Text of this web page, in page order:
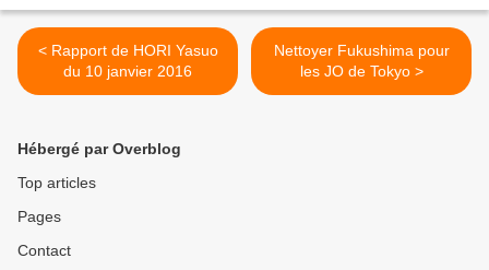
< Rapport de HORI Yasuo
du 10 janvier 2016
Nettoyer Fukushima pour
les JO de Tokyo >
Hébergé par Overblog
Top articles
Pages
Contact